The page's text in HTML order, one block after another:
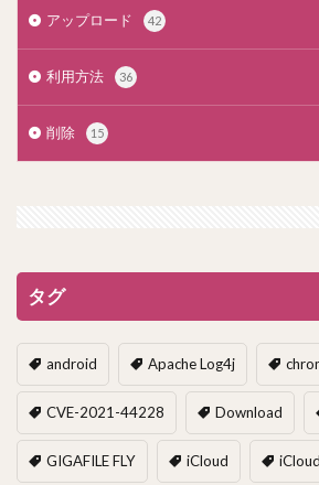
アップロード 42
利用方法 36
削除 15
タグ
android Apache Log4j
CVE-2021-44228 Download
GIGAFILE FLY iCloud